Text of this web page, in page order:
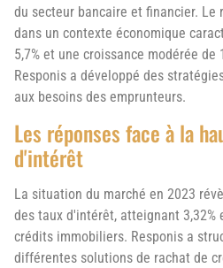
du secteur bancaire et financier. Le
dans un contexte économique
5,7% et une croissance modérée de
Responis a développé des
aux besoins des emprunteurs.
Les réponses face à la
d'intérêt
La situation du marché en 2023
des taux d'intérêt, atteignant 3,32%
crédits immobiliers. Responis a
différentes solutions de rachat de